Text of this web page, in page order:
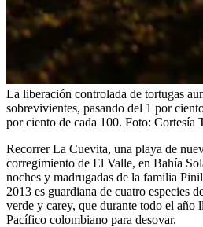
La liberación controlada de tortugas
sobrevivientes, pasando del 1 por
por ciento de cada 100. Foto: Cortesía
Recorrer La Cuevita, una playa de
corregimiento de El Valle, en Bahía
noches y madrugadas de la familia
2013 es guardiana de cuatro especies
verde y carey, que durante todo el año
Pacífico colombiano para desovar.